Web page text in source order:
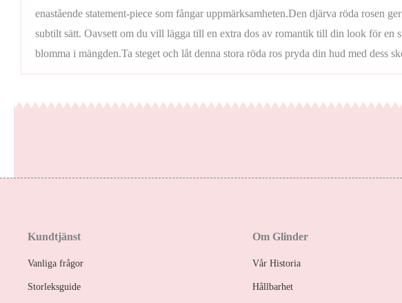
enastående statement-piece som fångar uppmärksamheten.Den djärva röda rosen
subtilt sätt. Oavsett om du vill lägga till en extra dos av romantik till din look för en
blomma i mängden.Ta steget och låt denna stora röda ros pryda din hud med
Kundtjänst
Vanliga frågor
Storleksguide
Om Glinder
Vår Historia
Hållbarhet